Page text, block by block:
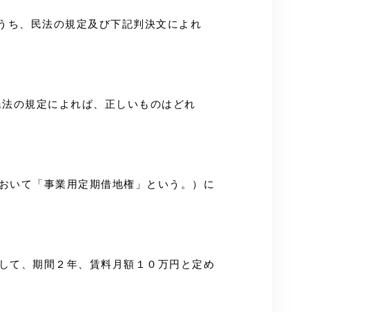
ち、民法の規定及び下記判決文によれ
の規定によれば、正しいものはどれ
いて「事業用定期借地権」という。）に
て、期間２年、賃料月額１０万円と定め